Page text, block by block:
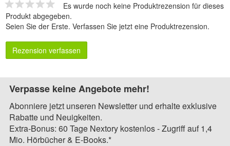
Es wurde noch keine Produktrezension für dieses
Produkt abgegeben.
Seien Sie der Erste. Verfassen Sie jetzt eine Produktrezension.
Rezension verfassen
Verpasse keine Angebote mehr!
Abonniere jetzt unseren Newsletter und erhalte exklusive
Rabatte und Neuigkeiten.
Extra-Bonus: 60 Tage Nextory kostenlos - Zugriff auf 1,4
Mio. Hörbücher & E-Books.*